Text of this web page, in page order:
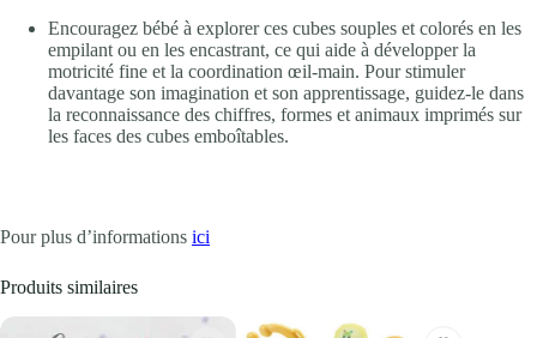
Encouragez bébé à explorer ces cubes souples et colorés en les
empilant ou en les encastrant, ce qui aide à développer la
motricité fine et la coordination œil-main. Pour stimuler
davantage son imagination et son apprentissage, guidez-le dans
la reconnaissance des chiffres, formes et animaux imprimés sur
les faces des cubes emboîtables.
Pour plus d’informations ici
Produits similaires